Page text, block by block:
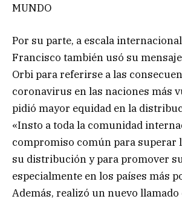
MUNDO
Por su parte, a escala
Francisco también usó su
Orbi para referirse a las
coronavirus en las naciones más
pidió mayor equidad en la
«Insto a toda la comunidad
compromiso común para superar
su distribución y para promover
especialmente en los países más
Además, realizó un nuevo